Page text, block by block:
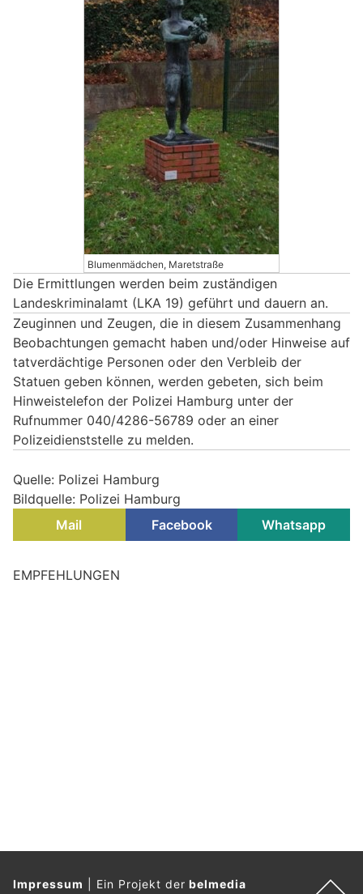
Blumenmädchen, Maretstraße
Die Ermittlungen werden beim zuständigen
Landeskriminalamt (LKA 19) geführt und dauern an.
Zeuginnen und Zeugen, die in diesem Zusammenhang
Beobachtungen gemacht haben und/oder Hinweise auf
tatverdächtige Personen oder den Verbleib der
Statuen geben können, werden gebeten, sich beim
Hinweistelefon der Polizei Hamburg unter der
Rufnummer 040/4286-56789 oder an einer
Polizeidienststelle zu melden.
Quelle: Polizei Hamburg
Bildquelle: Polizei Hamburg
Mail
Facebook Whatsapp
EMPFEHLUNGEN
Impressum Ein Projekt derbelmedia